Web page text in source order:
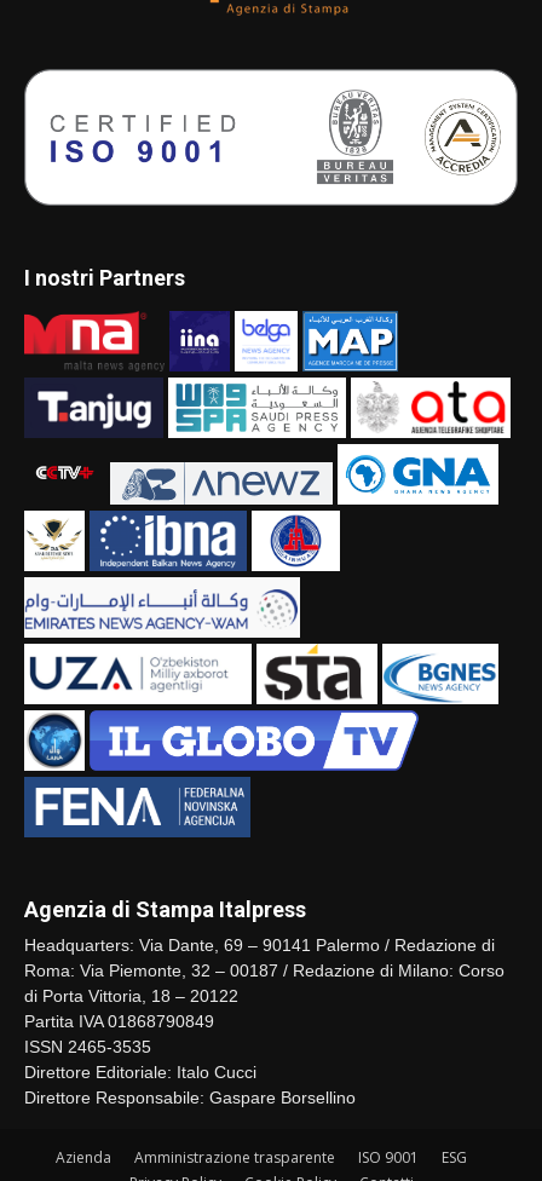
I nostri Partners
Agenzia di Stampa Italpress
Headquarters: Via Dante, 69 – 90141 Palermo / Redazione di
Roma: Via Piemonte, 32 – 00187 / Redazione di Milano: Corso
di Porta Vittoria, 18 – 20122
Partita IVA 01868790849
ISSN 2465-3535
Direttore Editoriale: Italo Cucci
Direttore Responsabile: Gaspare Borsellino
Azienda Amministrazione trasparente ISO 9001
ESG